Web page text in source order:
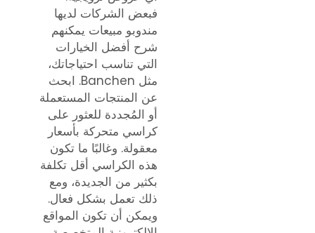
فبعض الشركات لديها
مندوبو مبيعات يمكنهم
شرح أفضل الخيارات
التي تناسب احتياجاتك،
مثل Banchen. ابحث
عن المنتجات المستعملة
أو المُجددة للعثور على
كراسي متحركة بأسعار
معقولة. وغالبًا ما تكون
هذه الكراسي أقل تكلفة
بكثير من الجديدة، ومع
ذلك تعمل بشكل فعال.
ويمكن أن تكون المواقع